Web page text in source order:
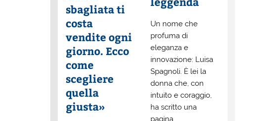
sbagliata ti
costa
vendite ogni
giorno. Ecco
come
scegliere
quella
giusta»
Un nome che
profuma di
eleganza e
innovazione: Luisa
Spagnoli. È lei la
donna che, con
intuito e coraggio,
ha scritto una
pagina